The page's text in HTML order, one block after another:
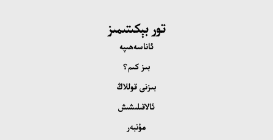
تور بېكىتىمىز
ئاناسەھىپە
بىز كىم؟
بىزنى قوللاڭ
ئالاقىلىشىش
مۇنبەر